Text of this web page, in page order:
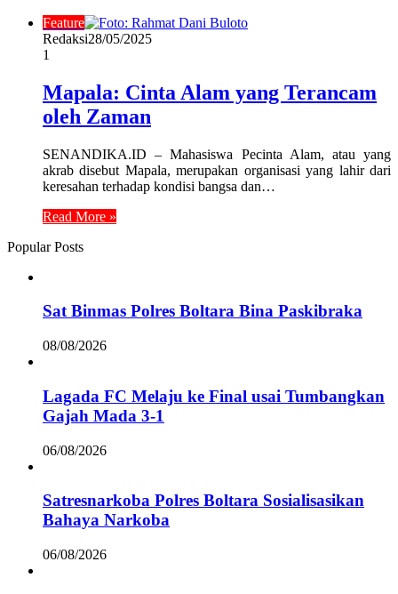
Feature
Redaksi28/05/2025
1
Mapala: Cinta Alam yang Terancam
oleh Zaman
SENANDIKA.ID – Mahasiswa Pecinta Alam, atau yang
akrab disebut Mapala, merupakan organisasi yang lahir dari
keresahan terhadap kondisi bangsa dan…
Read More »
Popular Posts
Sat Binmas Polres Boltara Bina Paskibraka
08/08/2026
Lagada FC Melaju ke Final usai Tumbangkan
Gajah Mada 3-1
06/08/2026
Satresnarkoba Polres Boltara Sosialisasikan
Bahaya Narkoba
06/08/2026